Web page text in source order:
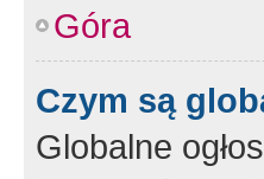
Góra
Czym są
Globalne